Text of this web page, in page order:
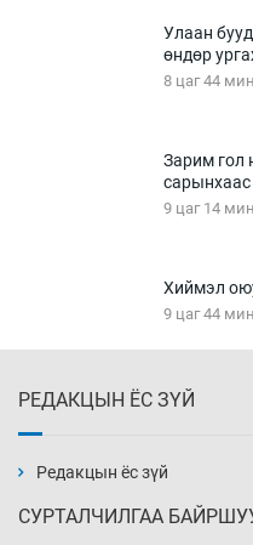
Улаан
өндөр
8 цаг 44 мин
Зарим гол
сарынхаас
9 цаг 14 мин
Хиймэл
9 цаг 44 мин
10 цаг 14
РЕДАКЦЫН ЁС ЗҮЙ
Редакцын ёс зүй
СУРТАЛЧИЛГАА